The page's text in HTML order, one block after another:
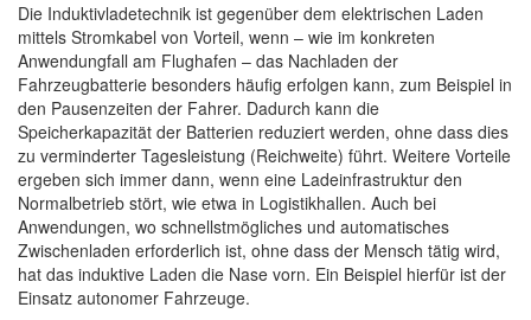
Die Induktivladetechnik ist gegenüber dem elektrischen Laden
mittels Stromkabel von Vorteil, wenn – wie im konkreten
Anwendungfall am Flughafen – das Nachladen der
Fahrzeugbatterie besonders häufig erfolgen kann, zum Beispiel in
den Pausenzeiten der Fahrer. Dadurch kann die
Speicherkapazität der Batterien reduziert werden, ohne dass dies
zu verminderter Tagesleistung (Reichweite) führt. Weitere Vorteile
ergeben sich immer dann, wenn eine Ladeinfrastruktur den
Normalbetrieb stört, wie etwa in Logistikhallen. Auch bei
Anwendungen, wo schnellstmögliches und automatisches
Zwischenladen erforderlich ist, ohne dass der Mensch tätig wird,
hat das induktive Laden die Nase vorn. Ein Beispiel hierfür ist der
Einsatz autonomer Fahrzeuge.